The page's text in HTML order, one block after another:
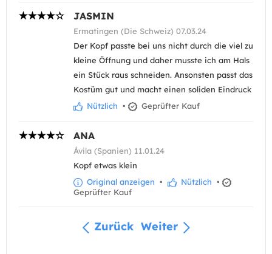
JASMIN
Ermatingen (Die Schweiz) 07.03.24
Der Kopf passte bei uns nicht durch die viel zu
kleine Öffnung und daher musste ich am Hals
ein Stück raus schneiden. Ansonsten passt das
Kostüm gut und macht einen soliden Eindruck
Nützlich • Geprüfter Kauf
ANA
Ávila (Spanien) 11.01.24
Kopf etwas klein
Original anzeigen • Nützlich •
Geprüfter Kauf
Zurück Weiter